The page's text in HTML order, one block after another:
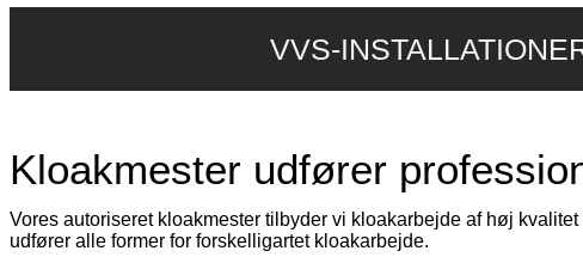
VVS-
Kloakmester udfører
Vores autoriseret kloakmester tilbyder vi kloakarbejde af høj
udfører alle former for forskelligartet kloakarbejde.